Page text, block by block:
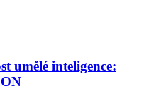
umělé inteligence: